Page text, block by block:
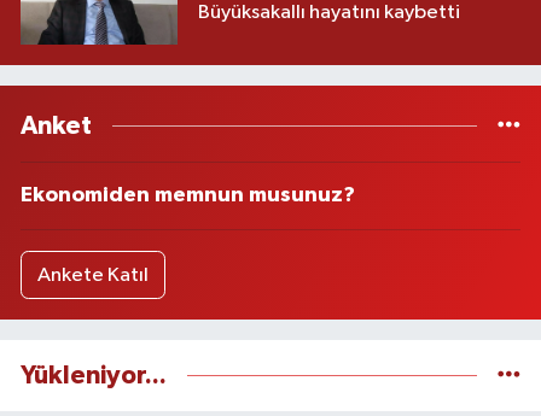
Büyüksakallı hayatını kaybetti
Anket
Ekonomiden memnun musunuz?
Ankete Katıl
Yükleniyor...